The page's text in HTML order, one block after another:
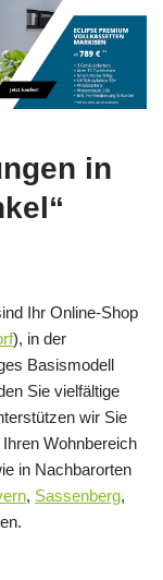
in
Ihr Online-Shop
), in der
Basismodell
Sie vielfältige
wir Sie
Wohnbereich
in Nachbarorten
, Sassenberg,